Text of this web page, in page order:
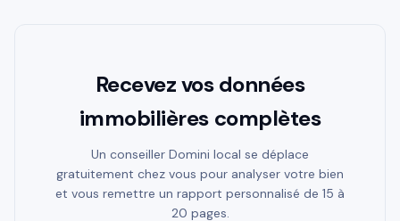
Recevez vos données
immobilières complètes
Un conseiller Domini local se déplace
gratuitement chez vous pour analyser votre bien
et vous remettre un rapport personnalisé de 15 à
20 pages.